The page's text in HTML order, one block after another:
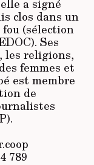
a signé
clos dans un
(sélection
Ses
les religions,
femmes et
est membre
de
789